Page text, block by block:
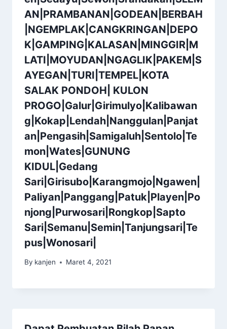
AN|PRAMBANAN|GODEAN|BERBAH
|NGEMPLAK|CANGKRINGAN|DEPO
K|GAMPING|KALASAN|MINGGIR|M
LATI|MOYUDAN|NGAGLIK|PAKEM|S
AYEGAN|TURI|TEMPEL|KOTA
SALAK PONDOH| KULON
PROGO|Galur|Girimulyo|Kalibawan
g|Kokap|Lendah|Nanggulan|Panjat
an|Pengasih|Samigaluh|Sentolo|Te
mon|Wates|GUNUNG
KIDUL|Gedang
Sari|Girisubo|Karangmojo|Ngawen|
Paliyan|Panggang|Patuk|Playen|Po
njong|Purwosari|Rongkop|Sapto
Sari|Semanu|Semin|Tanjungsari|Te
pus|Wonosari|
By kanjen Maret 4, 2021